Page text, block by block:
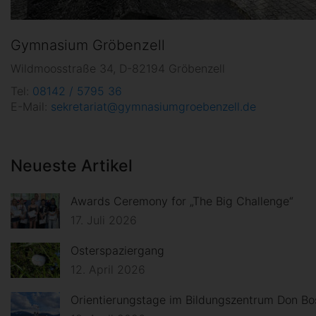
Gymnasium Gröbenzell
Wildmoosstraße 34, D-82194 Gröbenzell
Tel: 08142 / 5795 36
E-Mail: sekretariat@gymnasiumgroebenzell.de
Neueste Artikel
Awards Ceremony for „The Big Challenge“
17. Juli 2026
Osterspaziergang
12. April 2026
Orientierungstage im Bildungszentrum Don